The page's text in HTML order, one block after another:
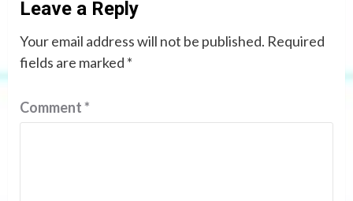
Leave a Reply
Your email address will not be published. Required
fields are marked *
Comment*